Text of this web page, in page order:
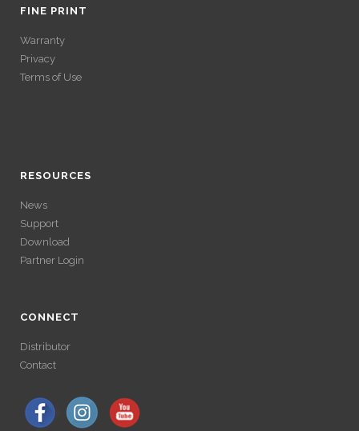
GAINS SANS
VÉRIFICATION
FINE PRINT
Warranty
Privacy
Terms of Use
GAINS SANS
VÉRIFICATION
LONGUE
Avec un , vous pouvez retirer vos gains plus rapidement. Certaines
GAINS SANS
VÉRIFICATION
LONGUE
RESOURCES
News
Support
Download
Partner Login
CONNECT
Distributor
Contact